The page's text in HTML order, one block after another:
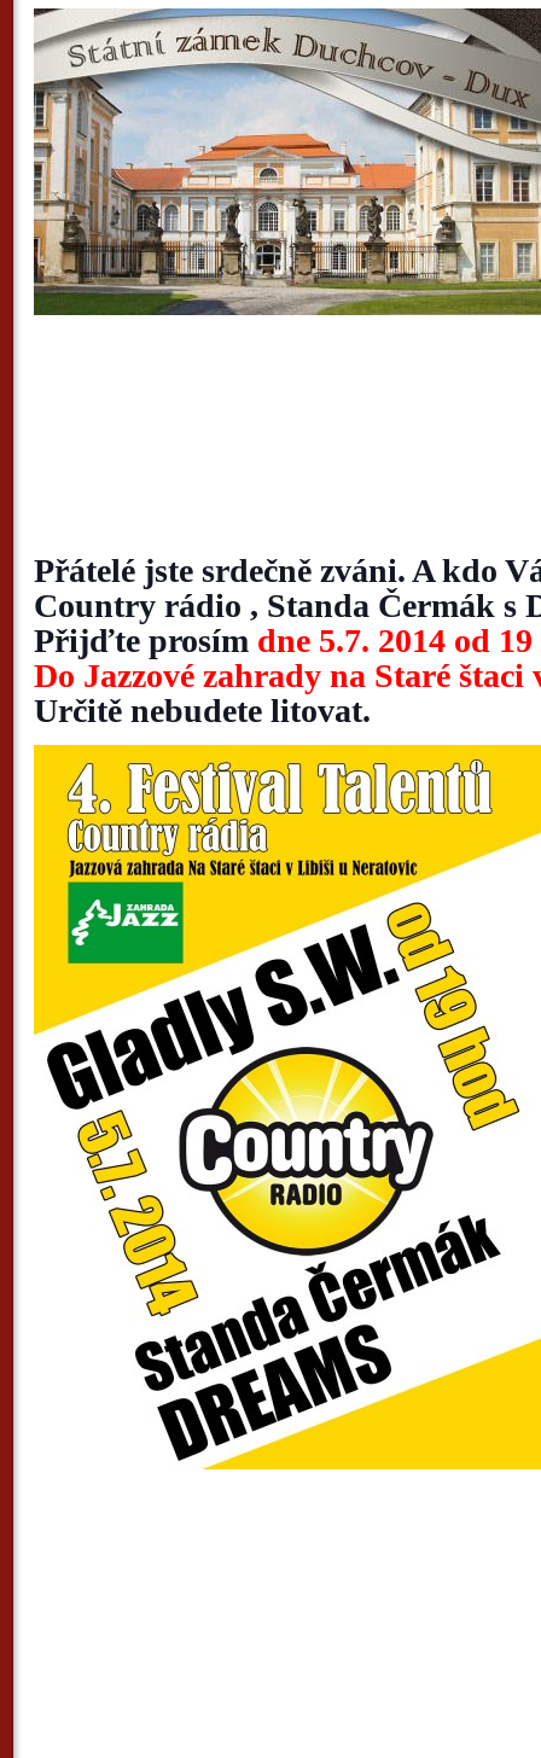
Přátelé jste srdečně zváni. A kdo
Country rádio , Standa Čermák s
Přijďte prosím dne 5.7. 2014 od
Do Jazzové zahrady na Staré
Určitě nebudete litovat.